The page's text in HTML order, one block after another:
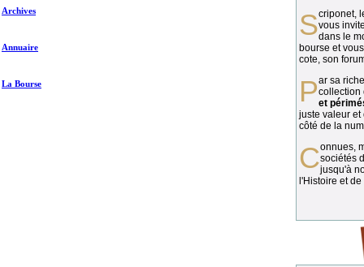
Archives
Annuaire
La Bourse
vous
dans le
bourse et
cote, son
Par sa richesse et sa diversité, lacollection
et
juste valeur et
côté de la
Connues, méconnues, ou inconnues, lessociétés
jusqu'à
l'Histoire et